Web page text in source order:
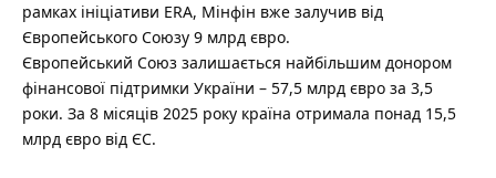
рамках ініціативи ERA, Мінфін вже залучив від
Європейського Союзу 9 млрд євро.
Європейський Союз залишається найбільшим донором
фінансової підтримки України – 57,5 млрд євро за 3,5
роки. За 8 місяців 2025 року країна отримала понад 15,5
млрд євро від ЄС.